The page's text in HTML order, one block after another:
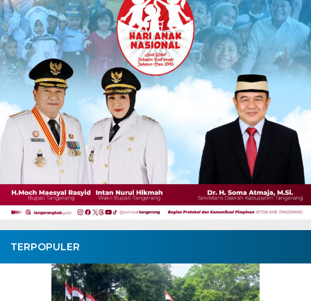
TERPOPULER
Pembangunan Jalan Ceplak–